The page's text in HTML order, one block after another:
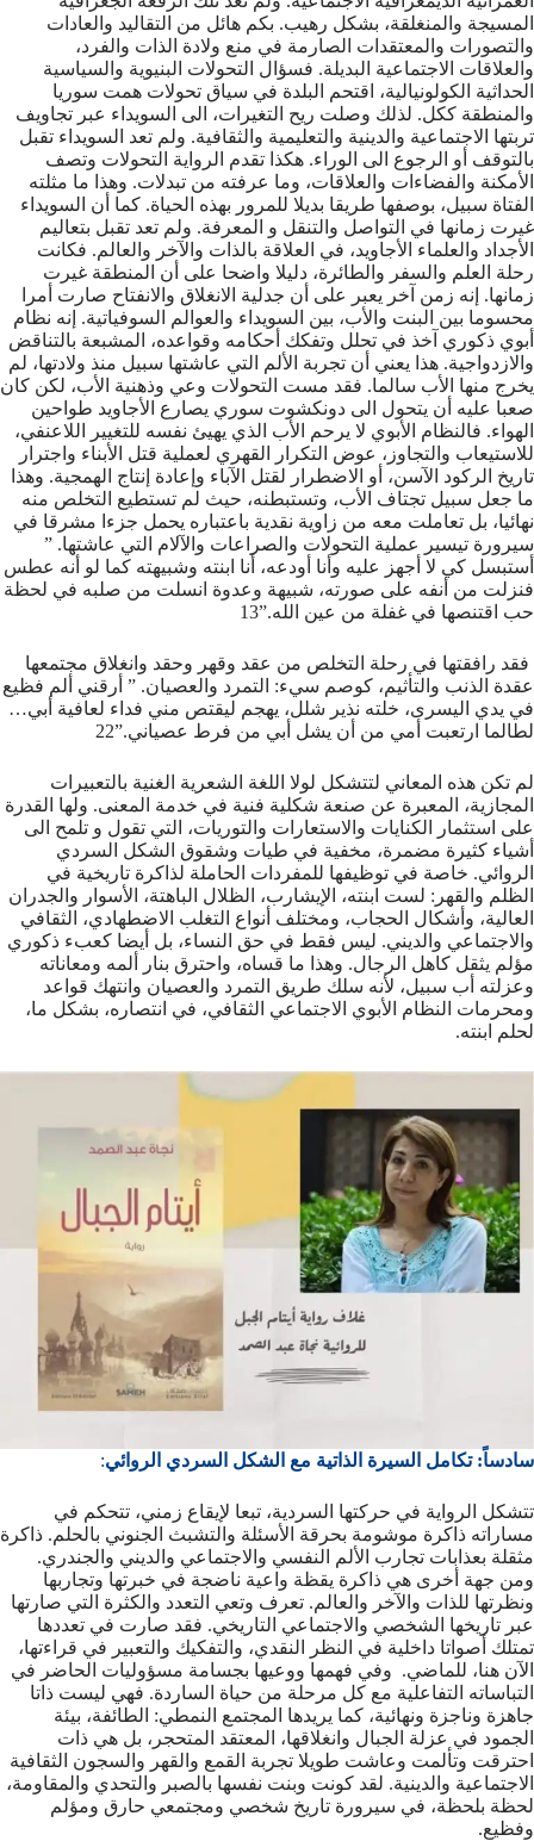
المسيجة والمنغلقة، بشكل رهيب. بكم هائل من التقاليد والعادات
والتصورات والمعتقدات الصارمة في منع ولادة الذات والفرد،
والعلاقات الاجتماعية البديلة. فسؤال التحولات البنيوية والسياسية
الحداثية الكولونيالية، اقتحم البلدة في سياق تحولات همت سوريا
والمنطقة ككل. لذلك وصلت ريح التغيرات، الى السويداء عبر تجاويف
تربتها الاجتماعية والدينية والتعليمية والثقافية. ولم تعد السويداء تقبل
بالتوقف أو الرجوع الى الوراء. هكذا تقدم الرواية التحولات وتصف
الأمكنة والفضاءات والعلاقات، وما عرفته من تبدلات. وهذا ما مثلته
الفتاة سبيل، بوصفها طريقا بديلا للمرور بهذه الحياة. كما أن السويداء
غيرت زمانها في التواصل والتنقل و المعرفة. ولم تعد تقبل بتعاليم
الأجداد والعلماء الأجاويد، في العلاقة بالذات والآخر والعالم. فكانت
رحلة العلم والسفر والطائرة، دليلا واضحا على أن المنطقة غيرت
زمانها. إنه زمن آخر يعبر على أن جدلية الانغلاق والانفتاح صارت أمرا
محسوما بين البنت والأب، بين السويداء والعوالم السوفياتية. إنه نظام
أبوي ذكوري آخذ في تحلل وتفكك أحكامه وقواعده، المشبعة بالتناقض
والازدواجية. هذا يعني أن تجربة الألم التي عاشتها سبيل منذ ولادتها، لم
يخرج منها الأب سالما. فقد مست التحولات وعي وذهنية الأب، لكن كان
صعبا عليه أن يتحول الى دونكشوت سوري يصارع الأجاويد طواحين
الهواء. فالنظام الأبوي لا يرحم الأب الذي يهيئ نفسه للتغيير اللاعنفي،
للاستيعاب والتجاوز، عوض التكرار القهري لعملية قتل الأبناء واجترار
تاريخ الركود الآسن، أو الاضطرار لقتل الآباء وإعادة إنتاج الهمجية. وهذا
ما جعل سبيل تجتاف الأب، وتستبطنه، حيث لم تستطيع التخلص منه
نهائيا، بل تعاملت معه من زاوية نقدية باعتباره يحمل جزءا مشرقا في
سيرورة تيسير عملية التحولات والصراعات والآلام التي عاشتها. ”
أستبسل كي لا أجهز عليه وأنا أودعه، أنا ابنته وشبيهته كما لو أنه عطس
فنزلت من أنفه على صورته، شبيهة وعدوة انسلت من صلبه في لحظة
حب اقتنصها في غفلة من عين الله.”13
فقد رافقتها في رحلة التخلص من عقد وقهر وحقد وانغلاق مجتمعها
عقدة الذنب والتأثيم، كوصم سيء: التمرد والعصيان. ” أرقني ألم فظيع
في يدي اليسرى، خلته نذير شلل، يهجم ليقتص مني فداء لعافية أبي…
لطالما ارتعبت أمي من أن يشل أبي من فرط عصياني.”22
لم تكن هذه المعاني لتتشكل لولا اللغة الشعرية الغنية بالتعبيرات
المجازية، المعبرة عن صنعة شكلية فنية في خدمة المعنى. ولها القدرة
على استثمار الكنايات والاستعارات والتوريات، التي تقول و تلمح الى
أشياء كثيرة مضمرة، مخفية في طيات وشقوق الشكل السردي
الروائي. خاصة في توظيفها للمفردات الحاملة لذاكرة تاريخية في
الظلم والقهر: لست ابنته، الإيشارب، الظلال الباهتة، الأسوار والجدران
العالية، وأشكال الحجاب، ومختلف أنواع التغلب الاضطهادي، الثقافي
والاجتماعي والديني. ليس فقط في حق النساء، بل أيضا كعبء ذكوري
مؤلم يثقل كاهل الرجال. وهذا ما قساه، واحترق بنار ألمه ومعاناته
وعزلته أب سبيل، لأنه سلك طريق التمرد والعصيان وانتهك قواعد
ومحرمات النظام الأبوي الاجتماعي الثقافي، في انتصاره، بشكل ما،
لحلم ابنته.
سادساً: تكامل السيرة الذاتية مع الشكل السردي الروائي:
تتشكل الرواية في حركتها السردية، تبعا لإيقاع زمني، تتحكم في
مساراته ذاكرة موشومة بحرقة الأسئلة والتشبث الجنوني بالحلم. ذاكرة
مثقلة بعذابات تجارب الألم النفسي والاجتماعي والديني والجندري.
ومن جهة أخرى هي ذاكرة يقظة واعية ناضجة في خبرتها وتجاربها
ونظرتها للذات والآخر والعالم. تعرف وتعي التعدد والكثرة التي صارتها
عبر تاريخها الشخصي والاجتماعي التاريخي. فقد صارت في تعددها
تمتلك أصواتا داخلية في النظر النقدي، والتفكيك والتعبير في قراءتها،
الآن هنا، للماضي. وفي فهمها ووعيها بجسامة مسؤوليات الحاضر في
التباساته التفاعلية مع كل مرحلة من حياة الساردة. فهي ليست ذاتا
جاهزة وناجزة ونهائية، كما يريدها المجتمع النمطي: الطائفة، بيئة
الجمود في عزلة الجبال وانغلاقها، المعتقد المتحجر، بل هي ذات
احترقت وتألمت وعاشت طويلا تجربة القمع والقهر والسجون الثقافية
الاجتماعية والدينية. لقد كونت وبنت نفسها بالصبر والتحدي والمقاومة،
لحظة بلحظة، في سيرورة تاريخ شخصي ومجتمعي حارق ومؤلم
وفظيع.